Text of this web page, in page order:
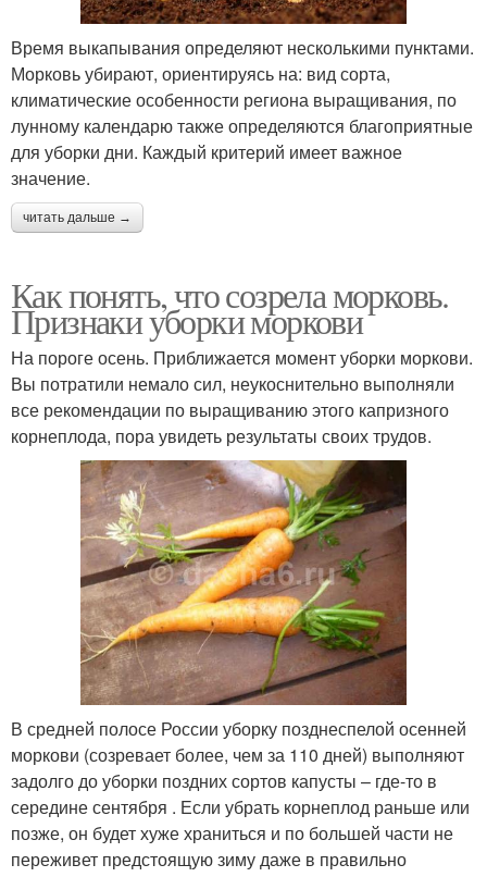
Время выкапывания определяют несколькими пунктами.
Морковь убирают, ориентируясь на: вид сорта,
климатические особенности региона выращивания, по
лунному календарю также определяются благоприятные
для уборки дни. Каждый критерий имеет важное
значение.
читать дальше →
Как понять, что созрела морковь.
Признаки уборки моркови
На пороге осень. Приближается момент уборки моркови.
Вы потратили немало сил, неукоснительно выполняли
все рекомендации по выращиванию этого капризного
корнеплода, пора увидеть результаты своих трудов.
В средней полосе России уборку позднеспелой осенней
моркови (созревает более, чем за 110 дней) выполняют
задолго до уборки поздних сортов капусты – где-то в
середине сентября . Если убрать корнеплод раньше или
позже, он будет хуже храниться и по большей части не
переживет предстоящую зиму даже в правильно